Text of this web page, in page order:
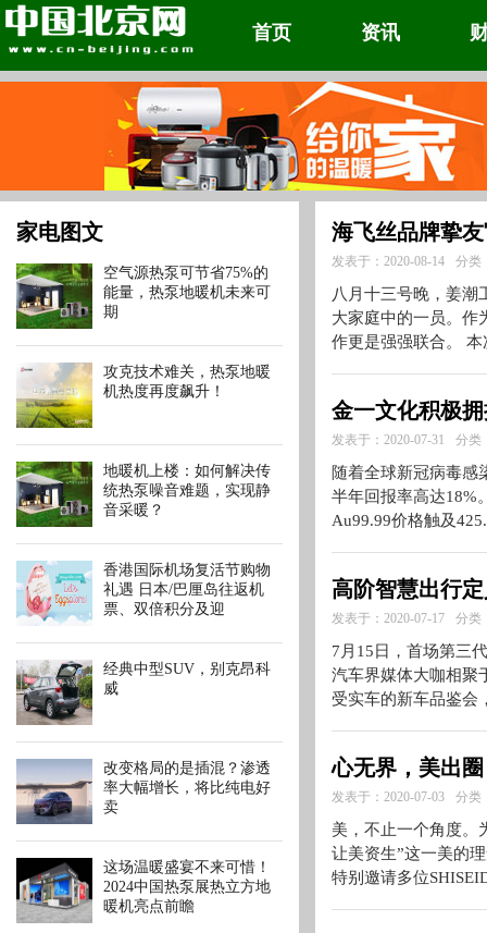
首页 资讯
家电图文
空气源热泵可节省75%的
能量，热泵地暖机未来可
期
攻克技术难关，热泵地暖
机热度再度飙升！
地暖机上楼：如何解决传
统热泵噪音难题，实现静
音采暖？
香港国际机场复活节购物
礼遇 日本/巴厘岛往返机
票、双倍积分及迎
经典中型SUV，别克昂科
威
改变格局的是插混？渗透
率大幅增长，将比纯电好
卖
这场温暖盛宴不来可惜！​
2024中国热泵展热立方地
暖机亮点前瞻
海飞丝品牌挚
发表于：2020-08-14 分类
八月十三号晚，姜潮
大家庭中的一员。作
作更是强强联合。
金一文化积极
发表于：2020-07-31 分类
随着全球新冠病毒感
半年回报率高达18%
Au99.99价格触及
高阶智慧出行
发表于：2020-07-17 分类
7月15日，首场第三
汽车界媒体大咖相聚
受实车的新车品鉴会
心无界，美出
发表于：2020-07-03 分类
美，不止一个角度。
让美资生”这一美的
特别邀请多位